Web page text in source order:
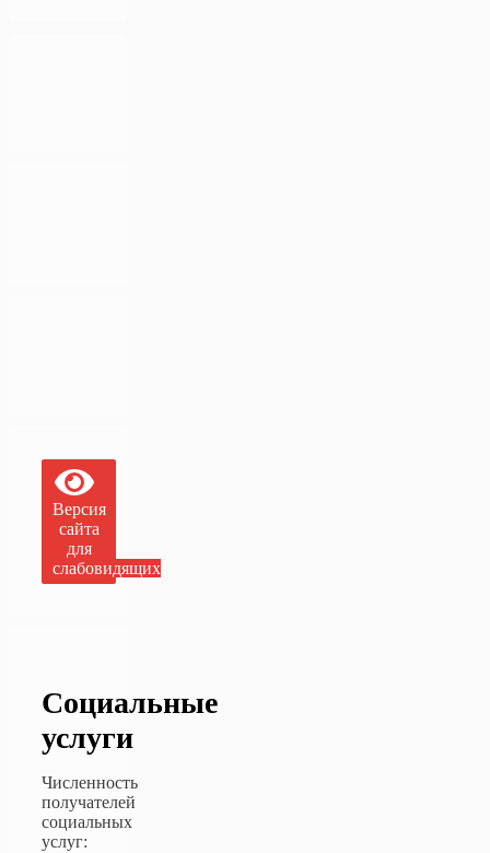
Версия
сайта
для
слабовидящих
Социальные
услуги
Численность
получателей
социальных
услуг: